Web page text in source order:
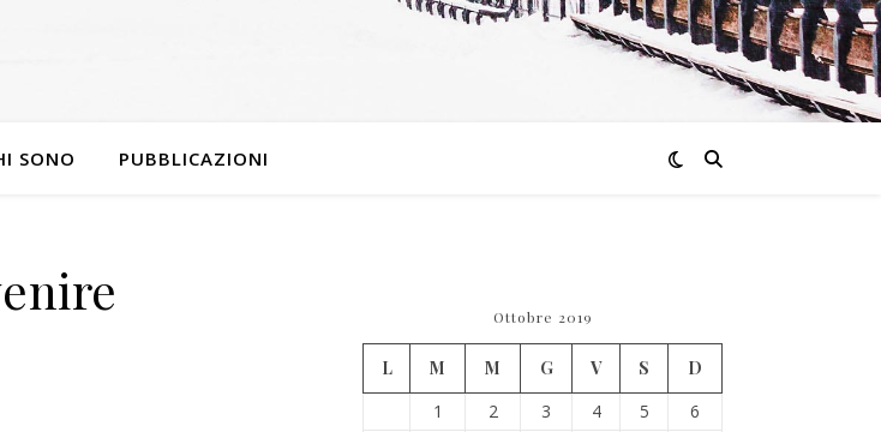
SONO PUBBLICAZIONI
Ottobre 2019
L M M G V S
D
1
2 3 4 5
6